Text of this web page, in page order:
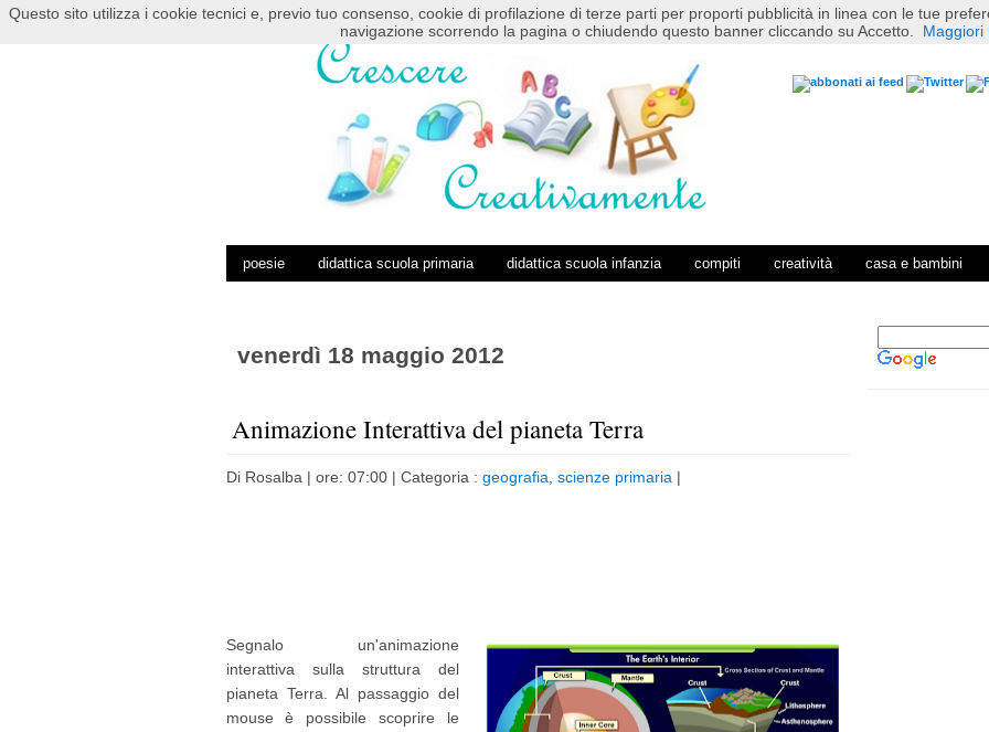
HOME POSTS RSS COMMENTS RSS
poesie didattica scuola primaria didattica scuola infanzia compiti creatività casa e bambini
venerdì 18 maggio 2012
Animazione Interattiva del pianeta Terra
Di Rosalba | ore: 07:00 | Categoria : geografia scienze primaria |
Segnalo un'animazione
interattiva sulla struttura del
pianeta Terra. Al passaggio del
mouse è possibile scoprire le
Questo sito utilizza i cookie tecnici e, previo tuo consenso, cookie di profilazione di terze parti per proporti pubblicità in linea con le tue
navigazione scorrendo la pagina o chiudendo questo banner cliccando su Accetto.
Maggiori